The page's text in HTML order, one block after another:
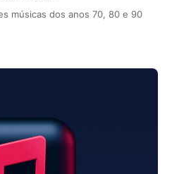
músicas dos anos 70, 80 e 90